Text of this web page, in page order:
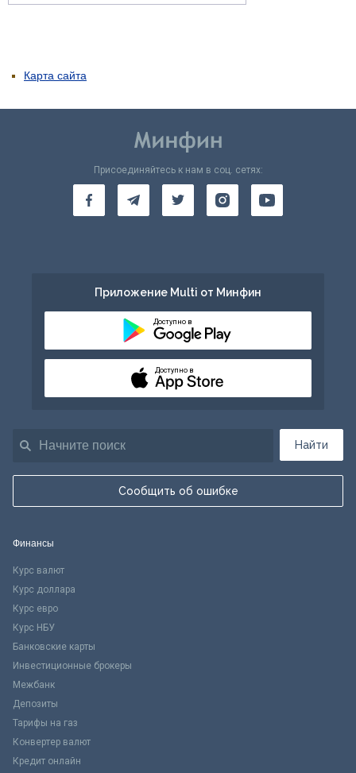
Карта сайта
Найти
Сообщить об ошибке
Присоединяйтесь к нам в соц. сетях:
Приложение Multi от Минфин
Доступно в
Доступно в
Финансы
Курс валют
Курс доллара
Курс евро
Курс НБУ
Банковские карты
Инвестиционные брокеры
Межбанк
Депозиты
Тарифы на газ
Конвертер валют
Кредит онлайн